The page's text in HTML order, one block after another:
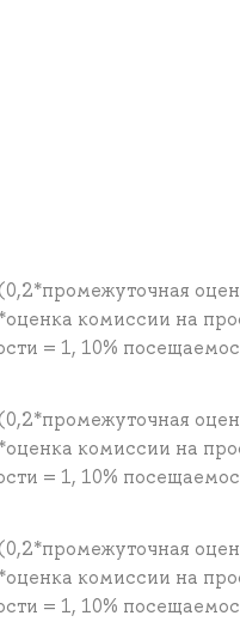
комиссии на
= 1, 10%
комиссии на
= 1, 10%
комиссии на
= 1, 10%